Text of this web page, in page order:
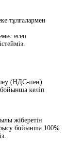
тұлғалармен
есеп
(НДС-пен)
келіп
жіберетін
бойынша 100%